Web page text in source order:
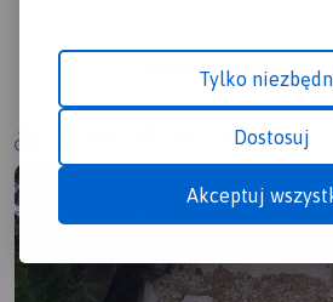
Tylko
Dostosuj
Akceptuj
Szukaj w okolicy z
Trasy MTB - Kietrz